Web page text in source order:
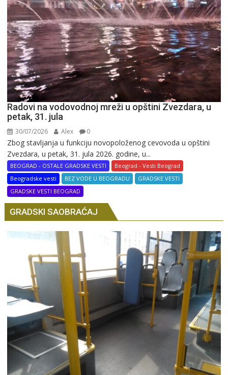
Radovi na vodovodnoj mreži u opštini Zvezdara, u
petak, 31. jula
30/07/2026 Alex 0
Zbog stavljanja u funkciju novopoloženog cevovoda u opštini
Zvezdara, u petak, 31. jula 2026. godine, u...
BEOGRAD - OSTALE GRADSKE VESTI
Beograd - Vesti Beograd
Beogradske vesti
BEZ VODE U BEOGRADU
GRADSKE VESTI
GRADSKE VESTI BEOGRAD
GRADSKI SAOBRAĆAJ